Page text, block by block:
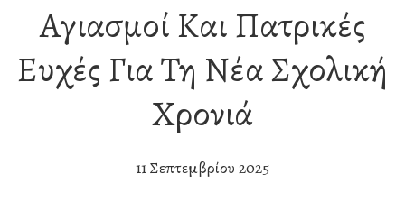
Αγιασμοί Και Πατρικές
Ευχές Για Τη Νέα Σχολική
Χρονιά
11 Σεπτεμβρίου 2025